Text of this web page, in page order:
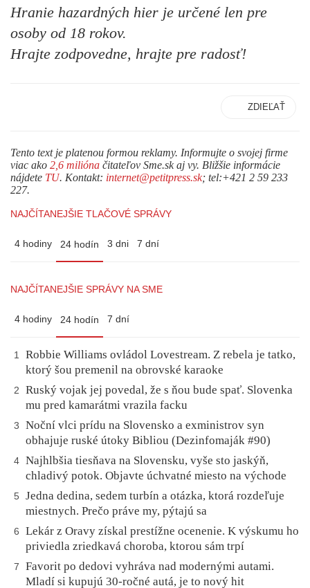
Hranie hazardných hier je určené len pre
osoby od 18 rokov.
Hrajte zodpovedne, hrajte pre radosť!
ZDIEĽAŤ
Tento text je platenou formou reklamy. Informujte o svojej firme
viac ako 2,6 milióna čitateľov Sme.sk aj vy. Bližšie informácie
nájdete TU. Kontakt: internet@petitpress.sk; tel:+421 2 59 233
227.
NAJČÍTANEJŠIE TLAČOVÉ SPRÁVY
4 hodiny 24 hodín 3 dni 7 dní
NAJČÍTANEJŠIE SPRÁVY NA SME
4 hodiny 24 hodín 7 dní
1
Robbie Williams ovládol Lovestream. Z rebela je tatko,
ktorý šou premenil na obrovské karaoke
2
Ruský vojak jej povedal, že s ňou bude spať. Slovenka
mu pred kamarátmi vrazila facku
3
Noční vlci prídu na Slovensko a exministrov syn
obhajuje ruské útoky Bibliou (Dezinfomaják #90)
4 Najhlbšia tiesňava na Slovensku, vyše sto jaskýň,
chladivý potok. Objavte úchvatné miesto na východe
5
Jedna dedina, sedem turbín a otázka, ktorá rozdeľuje
miestnych. Prečo práve my, pýtajú sa
6
Lekár z Oravy získal prestížne ocenenie. K výskumu ho
priviedla zriedkavá choroba, ktorou sám trpí
7
Favorit po dedovi vyhráva nad modernými autami.
Mladí si kupujú 30-ročné autá, je to nový hit